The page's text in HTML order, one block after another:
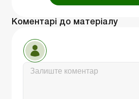
Коментарі до матеріалу